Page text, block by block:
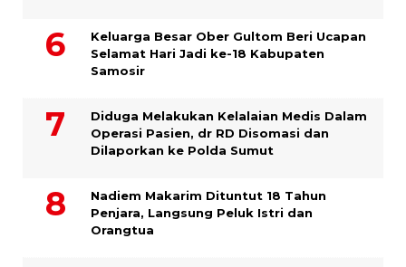
Keluarga Besar Ober Gultom Beri Ucapan
Selamat Hari Jadi ke-18 Kabupaten
Samosir
Diduga Melakukan Kelalaian Medis Dalam
Operasi Pasien, dr RD Disomasi dan
Dilaporkan ke Polda Sumut
​Nadiem Makarim Dituntut 18 Tahun
Penjara, Langsung Peluk Istri dan
Orangtua